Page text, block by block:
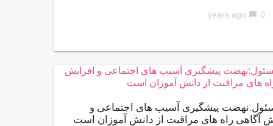
chat_bubble 0
پیشگیری آسیب های اجتماعی و
آگاهی راه های مراقبت از دانش آموزان است